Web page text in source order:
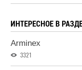
ИНТЕРЕСНОЕ В
Arminex
3321